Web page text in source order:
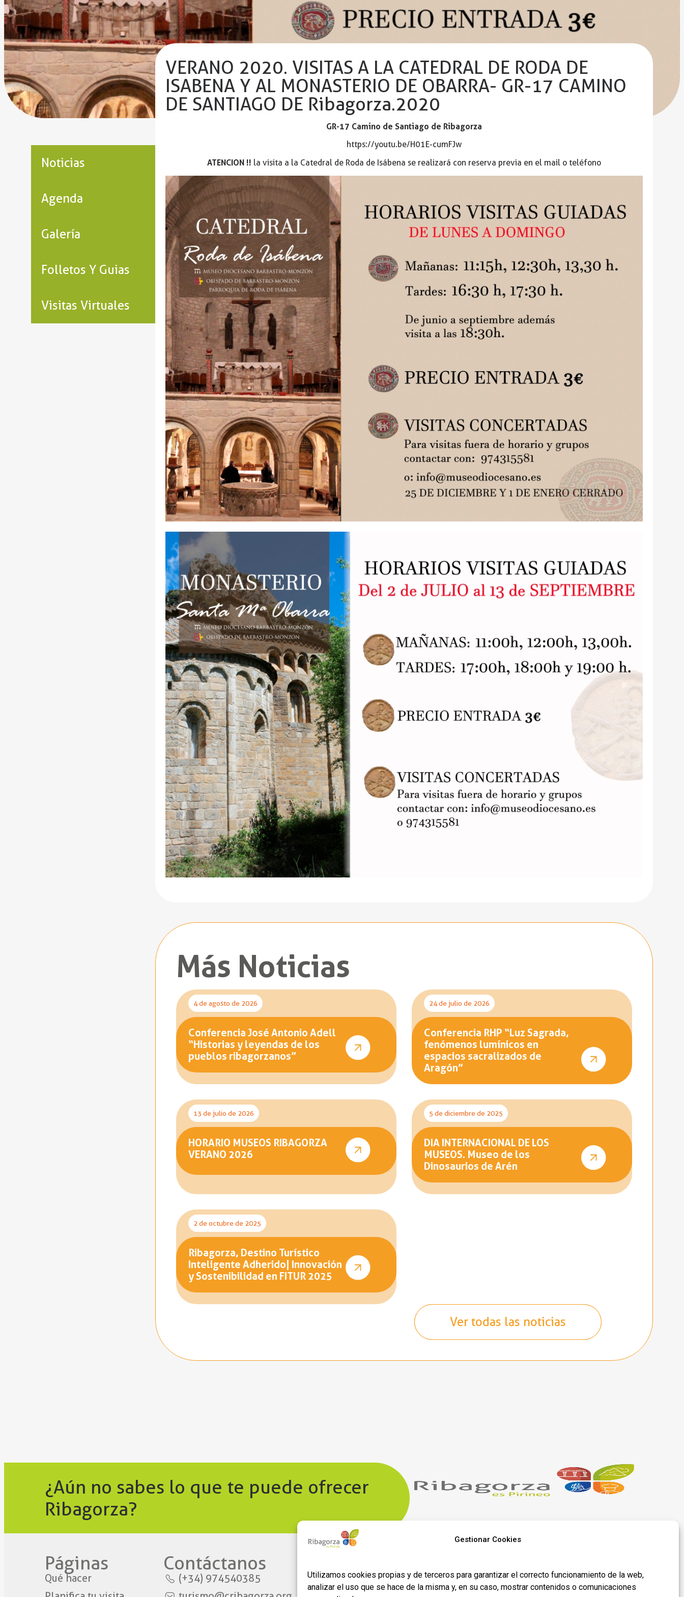
Gestionar Cookies
Utilizamos cookies propias y de terceros para garantizar el correcto funcionamiento de la web,
analizar el uso que se hace de la misma y, en su caso, mostrar contenidos o comunicaciones
Noticias
Agenda
Galería
Folletos Y Guias
Visitas Virtuales
VERANO 2020. VISITAS A LA CATEDRAL DE RODA DE
ISABENA Y AL MONASTERIO DE OBARRA- GR-17 CAMINO
DE SANTIAGO DE Ribagorza.2020
GR-17 Camino de Santiago de Ribagorza
https://youtu.be/H01E-cumFJw
ATENCION !! la visita a la Catedral de Roda de Isábena se realizará con reserva previa en el mail o teléfono
Más Noticias
4 de agosto de 2026
Conferencia José Antonio Adell
“Historias y leyendas de los
pueblos ribagorzanos”
24 de julio de 2026
Conferencia RHP “Luz Sagrada,
fenómenos lumínicos en
espacios sacralizados de
Aragón”
13 de julio de 2026
HORARIO MUSEOS RIBAGORZA
VERANO 2026
5 de diciembre de 2025
DIA INTERNACIONAL DE LOS
MUSEOS. Museo de los
Dinosaurios de Arén
2 de octubre de 2025
Ribagorza, Destino Turístico
Inteligente Adherido| Innovación
y Sostenibilidad en FITUR 2025
Ver todas las noticias
Ver todas las noticias
¿Aún no sabes lo que te puede ofrecer
Ribagorza?
Páginas
Qué hacer
Contáctanos​
(+34) 974540385
Aviso legal
redes​